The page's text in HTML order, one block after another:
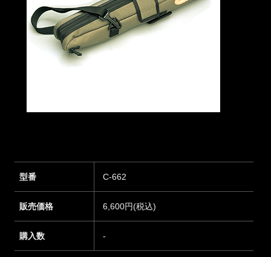
型番 C-662
販売価格 6,600円(税込)
購入数 -